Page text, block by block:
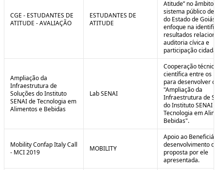
CGE - ESTUDANTES DE
ATITUDE - AVALIAÇÃO
ESTUDANTES DE
ATITUDE
Atitude” no âmbito
sistema público de
do Estado de
enfoque na
resultados
auditoria cívica e
participação cidadã
Ampliação da
Infraestrutura de
Soluções do Instituto
SENAI de Tecnologia em
Alimentos e Bebidas
Lab SENAI
Cooperação
científica entre os
para desenvolver o
"Ampliação da
Infraestrutura de
do Instituto SENAI
Tecnologia em
Bebidas".
Mobility Confap Italy Call
- MCI 2019
MOBILITY
Apoio ao
desenvolvimento da
proposta por ele
apresentada.